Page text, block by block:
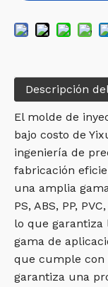
Descripción
El molde de
bajo costo de
ingeniería de
fabricación
una amplia
PS, ABS, PP,
lo que garantiza
gama de
que cumple con
garantiza una